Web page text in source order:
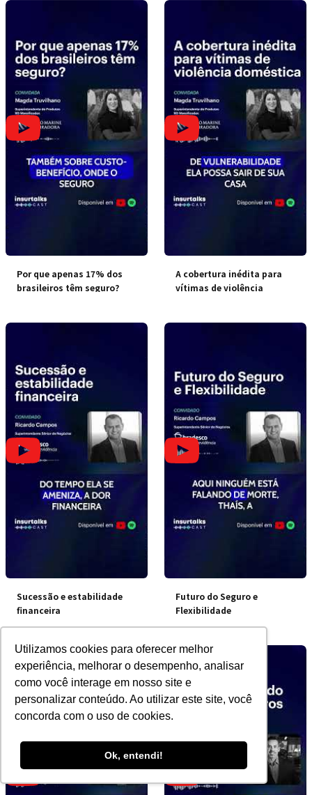
Utilizamos cookies para oferecer melhor
experiência, melhorar o desempenho, analisar
como você interage em nosso site e
personalizar conteúdo. Ao utilizar este site, você
concorda com o uso de cookies.
Ok, entendi!
Por que apenas 17% dos
brasileiros têm seguro?
A cobertura inédita para
vítimas de violência
Sucessão e estabilidade
financeira
Futuro do Seguro e
Flexibilidade